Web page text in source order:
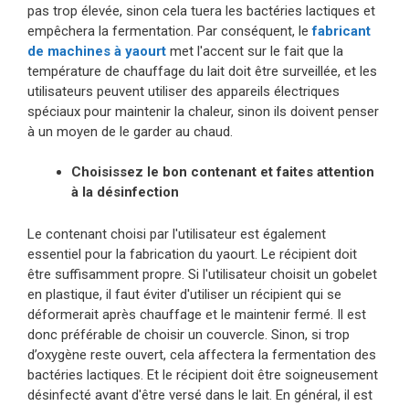
pas trop élevée, sinon cela tuera les bactéries lactiques et
empêchera la fermentation. Par conséquent, le fabricant
de machines à yaourt met l'accent sur le fait que la
température de chauffage du lait doit être surveillée, et les
utilisateurs peuvent utiliser des appareils électriques
spéciaux pour maintenir la chaleur, sinon ils doivent penser
à un moyen de le garder au chaud.
Choisissez le bon contenant et faites attention
à la désinfection
Le contenant choisi par l'utilisateur est également
essentiel pour la fabrication du yaourt. Le récipient doit
être suffisamment propre. Si l'utilisateur choisit un gobelet
en plastique, il faut éviter d'utiliser un récipient qui se
déformerait après chauffage et le maintenir fermé. Il est
donc préférable de choisir un couvercle. Sinon, si trop
d’oxygène reste ouvert, cela affectera la fermentation des
bactéries lactiques. Et le récipient doit être soigneusement
désinfecté avant d'être versé dans le lait. En général, il est